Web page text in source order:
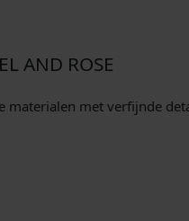
AND ROSE
materialen met verfijnde